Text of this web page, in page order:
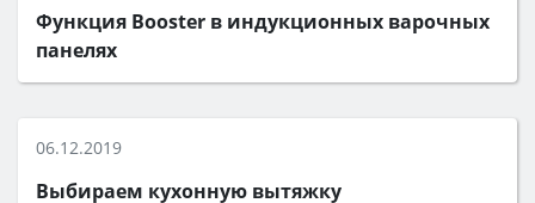
Функция Booster в индукционных варочных
панелях
06.12.2019
Выбираем кухонную вытяжку